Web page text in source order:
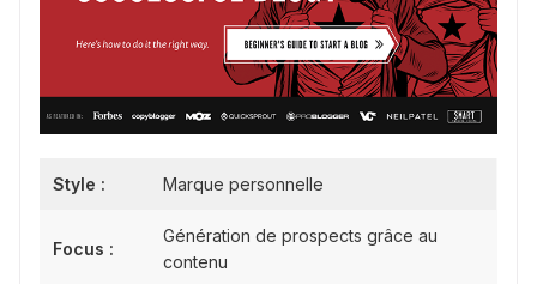
Style : Marque personnelle
Focus :
Génération de prospects grâce au
contenu